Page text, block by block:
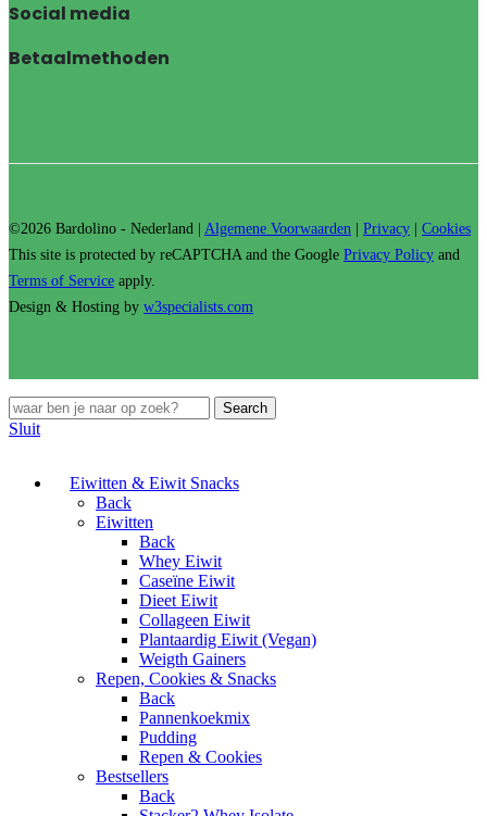
Social media
Betaalmethoden
©2026 Bardolino - Nederland | Algemene Voorwaarden Privacy
Cookies
This site is protected by reCAPTCHA and the Google Privacy Policy and
Terms of Service apply.
Design & Hosting by w3specialists.com
Search
Sluit
Eiwitten & Eiwit Snacks
Back
Eiwitten
Back
Whey Eiwit
Caseïne Eiwit
Dieet Eiwit
Collageen Eiwit
Plantaardig Eiwit (Vegan)
Weigth Gainers
Repen, Cookies & Snacks
Back
Pannenkoekmix
Pudding
Repen & Cookies
Bestsellers
Back